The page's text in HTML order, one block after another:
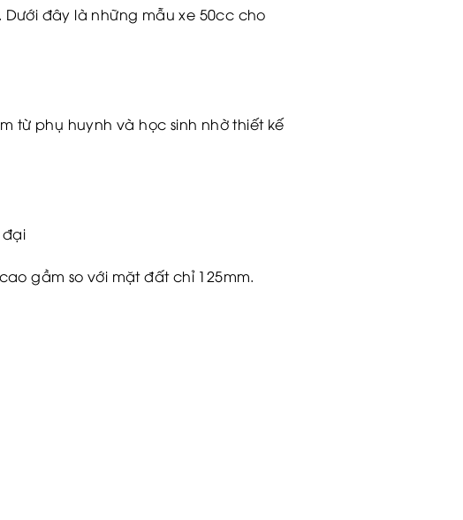
đây là những mẫu xe 50cc cho
từ phụ huynh và học sinh nhờ thiết kế
đại
gầm so với mặt đất chỉ 125mm.